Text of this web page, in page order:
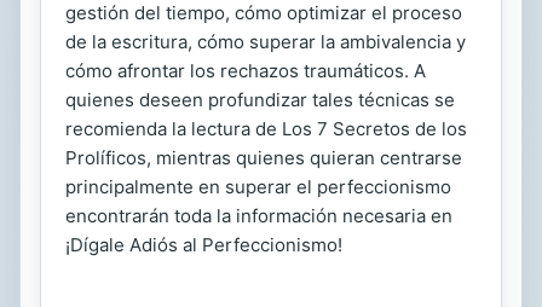
gestión del tiempo, cómo optimizar el proceso
de la escritura, cómo superar la ambivalencia y
cómo afrontar los rechazos traumáticos. A
quienes deseen profundizar tales técnicas se
recomienda la lectura de Los 7 Secretos de los
Prolíficos, mientras quienes quieran centrarse
principalmente en superar el perfeccionismo
encontrarán toda la información necesaria en
¡Dígale Adiós al Perfeccionismo!